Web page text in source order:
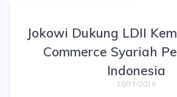
Jokowi Dukung LDII
Commerce Syariah
Indonesia
10/11/2016